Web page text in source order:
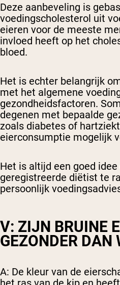
Deze aanbeveling is
voedingscholesterol uit
eieren voor de meeste
invloed heeft op het
bloed.
Het is echter belangrijk
met het algemene
gezondheidsfactoren.
degenen met bepaalde
zoals diabetes of
eierconsumptie mogelijk
Het is altijd een goed
geregistreerde diëtist te
persoonlijk
V: ZIJN BRUINE
GEZONDER DAN
A: De kleur van de